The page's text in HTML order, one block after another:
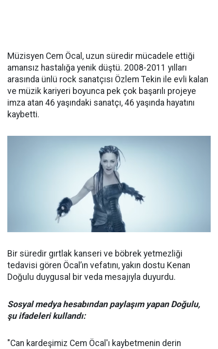
Müzisyen Cem Öcal, uzun süredir mücadele ettiği
amansız hastalığa yenik düştü. 2008-2011 yılları
arasında ünlü rock sanatçısı Özlem Tekin ile evli kalan
ve müzik kariyeri boyunca pek çok başarılı projeye
imza atan 46 yaşındaki sanatçı, 46 yaşında hayatını
kaybetti.
Bir süredir gırtlak kanseri ve böbrek yetmezliği
tedavisi gören Öcal’ın vefatını, yakın dostu Kenan
Doğulu duygusal bir veda mesajıyla duyurdu.
Sosyal medya hesabından paylaşım yapan Doğulu,
şu ifadeleri kullandı:
"Can kardeşimiz Cem Öcal'ı kaybetmenin derin